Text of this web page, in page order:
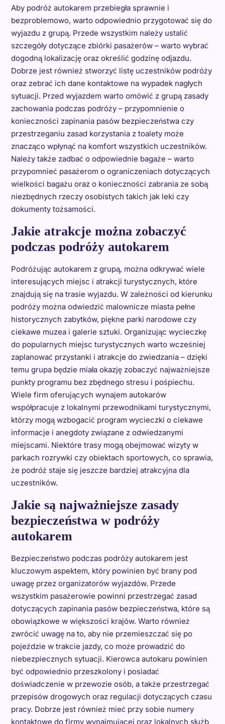
Aby podróż autokarem przebiegła sprawnie i
bezproblemowo, warto odpowiednio przygotować się do
wyjazdu z grupą. Przede wszystkim należy ustalić
szczegóły dotyczące zbiórki pasażerów – warto wybrać
dogodną lokalizację oraz określić godzinę odjazdu.
Dobrze jest również stworzyć listę uczestników podróży
oraz zebrać ich dane kontaktowe na wypadek nagłych
sytuacji. Przed wyjazdem warto omówić z grupą zasady
zachowania podczas podróży – przypomnienie o
konieczności zapinania pasów bezpieczeństwa czy
przestrzeganiu zasad korzystania z toalety może
znacząco wpłynąć na komfort wszystkich uczestników.
Należy także zadbać o odpowiednie bagaże – warto
przypomnieć pasażerom o ograniczeniach dotyczących
wielkości bagażu oraz o konieczności zabrania ze sobą
niezbędnych rzeczy osobistych takich jak leki czy
dokumenty tożsamości.
Jakie atrakcje można zobaczyć
podczas podróży autokarem
Podróżując autokarem z grupą, można odkrywać wiele
interesujących miejsc i atrakcji turystycznych, które
znajdują się na trasie wyjazdu. W zależności od kierunku
podróży można odwiedzić malownicze miasta pełne
historycznych zabytków, piękne parki narodowe czy
ciekawe muzea i galerie sztuki. Organizując wycieczkę
do popularnych miejsc turystycznych warto wcześniej
zaplanować przystanki i atrakcje do zwiedzania – dzięki
temu grupa będzie miała okazję zobaczyć najważniejsze
punkty programu bez zbędnego stresu i pośpiechu.
Wiele firm oferujących wynajem autokarów
współpracuje z lokalnymi przewodnikami turystycznymi,
którzy mogą wzbogacić program wycieczki o ciekawe
informacje i anegdoty związane z odwiedzanymi
miejscami. Niektóre trasy mogą obejmować wizyty w
parkach rozrywki czy obiektach sportowych, co sprawia,
że podróż staje się jeszcze bardziej atrakcyjna dla
uczestników.
Jakie są najważniejsze zasady
bezpieczeństwa w podróży
autokarem
Bezpieczeństwo podczas podróży autokarem jest
kluczowym aspektem, który powinien być brany pod
uwagę przez organizatorów wyjazdów. Przede
wszystkim pasażerowie powinni przestrzegać zasad
dotyczących zapinania pasów bezpieczeństwa, które są
obowiązkowe w większości krajów. Warto również
zwrócić uwagę na to, aby nie przemieszczać się po
pojeździe w trakcie jazdy, co może prowadzić do
niebezpiecznych sytuacji. Kierowca autokaru powinien
być odpowiednio przeszkolony i posiadać
doświadczenie w przewozie osób, a także przestrzegać
przepisów drogowych oraz regulacji dotyczących czasu
pracy. Dobrze jest również mieć przy sobie numery
kontaktowe do firmy wynajmującej oraz lokalnych służb